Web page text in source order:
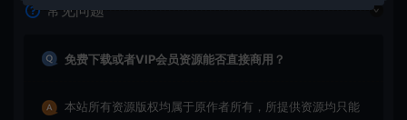
常见问题
免费下载或者VIP会员资源能否直接商用？
本站所有资源版权均属于原作者所有，所提供资源均只能